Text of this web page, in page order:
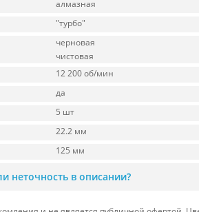
алмазная
"турбо"
черновая
чистовая
12 200 об/мин
да
5 шт
22.2 мм
125 мм
неточность в описании?